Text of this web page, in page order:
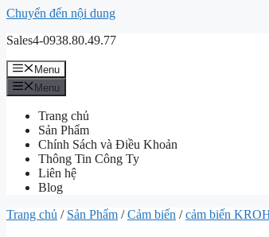
Chuyển đến nội dung
Sales4-0938.80.49.77
Menu
Menu
Trang chủ
Sản Phẩm
Chính Sách và Điều Khoản
Thông Tin Công Ty
Liên hệ
Blog
Trang chủ / Sản Phẩm /Cảm biến /cảm biến